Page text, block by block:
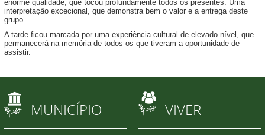
enorme qualidade, que tocou profundamente todos os presentes. Uma
interpretação excecional, que demonstra bem o valor e a entrega deste
grupo”.
A tarde ficou marcada por uma experiência cultural de elevado nível, que
permanecerá na memória de todos os que tiveram a oportunidade de
assistir.
MUNICÍPIO VIVER